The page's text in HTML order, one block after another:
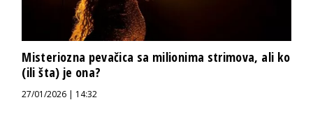
Misteriozna pevačica sa milionima strimova, ali ko
(ili šta) je ona?
27/01/2026 | 14:32